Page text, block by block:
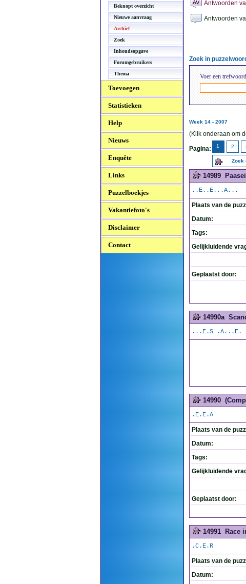
Beknopt overzicht
Nieuwe aanvraag
Archief
Zoek
Inhoudsopgave
Forumgebruikers
Thema
Toevoegen
Statistieken
Help
Nieuws
Enquête
Links
Puzzelboekjes
Vakantiefoto's
Disclaimer
Contact
Antwoorden
Antwoorden
Zoek in
Voer een
Week 14 - 2007
(Klik onderaan om
Pagina: 1 2
Zoek
14989
..E..E...A...
Plaats van de
Datum:
Tags:
Gelijkluidende
Geplaatst door:
14990a
...E.S .A...E.
14990
.E.E.A
Plaats van de
Datum:
Tags:
Gelijkluidende
Geplaatst door:
14991 Race
.C.E.R
Plaats van de
Datum: